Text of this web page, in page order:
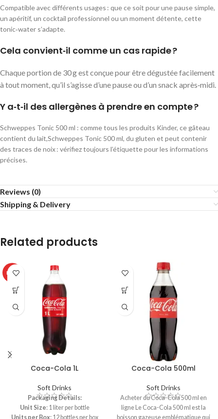
Compatible avec différents usages : que ce soit pour une pause simple,
un apéritif, un cocktail professionnel ou un moment détente, cette
tonic‑water s’adapte.
Cela convient‑il comme un cas rapide ?
Chaque portion de 30 g est conçue pour être dégustée facilement
à tout moment, qu’il s’agisse d’une pause ou d’un snack après‑midi.
Y a‑t‑il des allergènes à prendre en compte ?
Schweppes Tonic 500 ml : comme tous les produits Kinder, ce gâteau
contient du lait,Schweppes Tonic 500 ml, du gluten et peut contenir
des traces de noix : vérifiez toujours l’étiquette pour les informations
précises.
Reviews (0)
Shipping & Delivery
Related products
HOT
Coca-Cola 1L
Soft Drinks
Packaging Details:
Unit Size: 1 liter per bottle
Units per Box: 12 bottles per box
Coca-Cola 500ml
Soft Drinks
Acheter du Coca-Cola 500 ml en
ligne Le Coca-Cola 500 ml est la
boisson gazeuse emblématique qui